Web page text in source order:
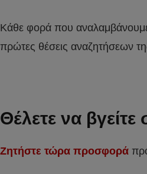
Κάθε φορά που αναλαμβάνουμε
πρώτες θέσεις αναζητήσεων
Θέλετε να
Ζητήστε τώρα προσφορά